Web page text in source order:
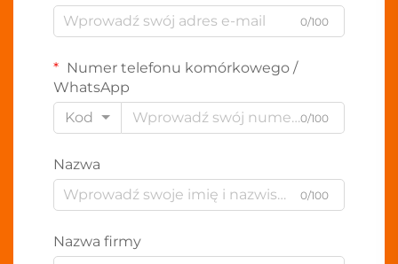
0/100
Numer telefonu komórkowego /
WhatsApp
Kod
0/100
Nazwa
0/100
Nazwa firmy